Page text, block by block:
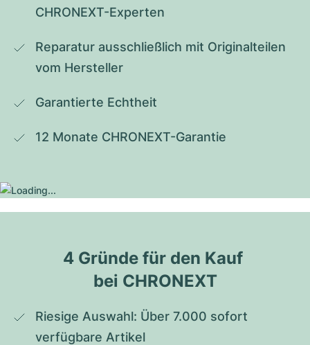
CHRONEXT-Experten
Reparatur ausschließlich mit Originalteilen
vom Hersteller
Garantierte Echtheit
12 Monate CHRONEXT-Garantie
4 Gründe für den Kauf
bei CHRONEXT
Riesige Auswahl: Über 7.000 sofort
verfügbare Artikel